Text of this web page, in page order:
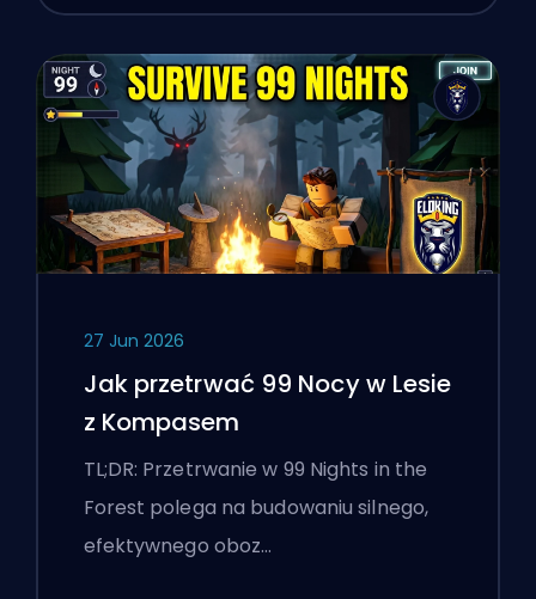
27 Jun 2026
Jak przetrwać 99 Nocy w Lesie
z Kompasem
TL;DR: Przetrwanie w 99 Nights in the
Forest polega na budowaniu silnego,
efektywnego oboz…